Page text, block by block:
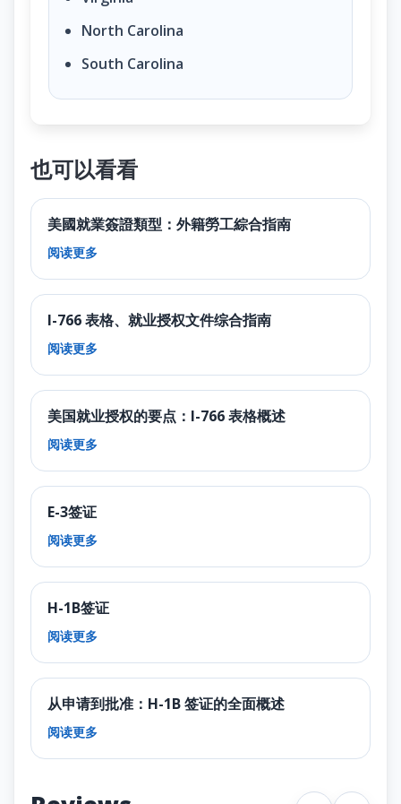
North Carolina
South Carolina
也可以看看
美國就業簽證類型：外籍勞工綜合指南
阅读更多
I-766 表格、就业授权文件综合指南
阅读更多
美国就业授权的要点：I-766 表格概述
阅读更多
E-3签证
阅读更多
H-1B签证
阅读更多
从申请到批准：H-1B 签证的全面概述
阅读更多